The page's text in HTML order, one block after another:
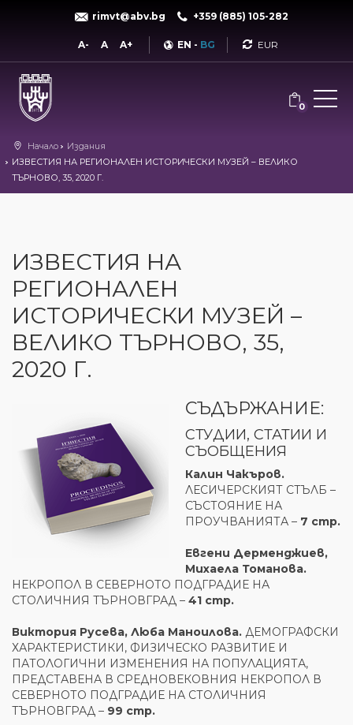
rimvt@abv.bg +359 (885) 105-282
A- A A+ EN - BG Currency
0
Начало
Издания
ИЗВЕСТИЯ НА РЕГИОНАЛЕН ИСТОРИЧЕСКИ МУЗЕЙ – ВЕЛИКО
ТЪРНОВО, 35, 2020 Г.
ИЗВЕСТИЯ НА
РЕГИОНАЛЕН
ИСТОРИЧЕСКИ МУЗЕЙ –
ВЕЛИКО ТЪРНОВО, 35,
2020 Г.
СЪДЪРЖАНИЕ:
СТУДИИ, СТАТИИ И
СЪОБЩЕНИЯ
Калин Чакъров.
ЛЕСИЧЕРСКИЯТ СТЪЛБ –
СЪСТОЯНИЕ НА
ПРОУЧВАНИЯТА – 7 стр.
Евгени Дерменджиев,
Михаела Томанова.
НЕКРОПОЛ В СЕВЕРНОТО ПОДГРАДИЕ НА
СТОЛИЧНИЯ ТЪРНОВГРАД – 41 стр.
Виктория Русева, Люба Маноилова. ДЕМОГРАФСКИ
ХАРАКТЕРИСТИКИ, ФИЗИЧЕСКО РАЗВИТИЕ И
ПАТОЛОГИЧНИ ИЗМЕНЕНИЯ НА ПОПУЛАЦИЯТА,
ПРЕДСТАВЕНА В СРЕДНОВЕКОВНИЯ НЕКРОПОЛ В
СЕВЕРНОТО ПОДГРАДИЕ НА СТОЛИЧНИЯ
ТЪРНОВГРАД – 99 стр.